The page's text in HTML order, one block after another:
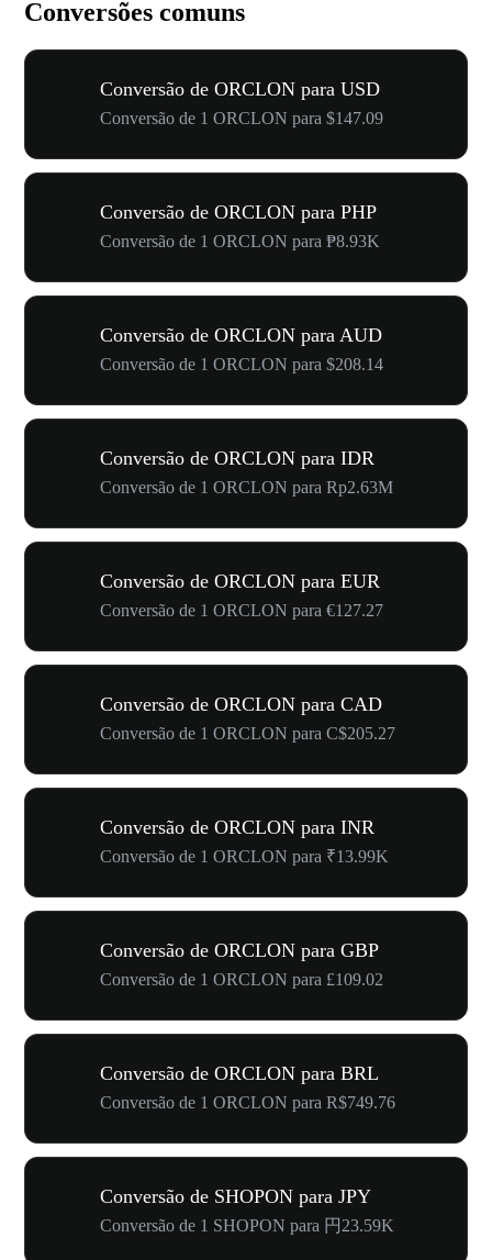
Conversões comuns
Conversão de ORCLON para USD
Conversão de 1 ORCLON para $147.09
Conversão de ORCLON para PHP
Conversão de 1 ORCLON para ₱8.93K
Conversão de ORCLON para AUD
Conversão de 1 ORCLON para $208.14
Conversão de ORCLON para IDR
Conversão de 1 ORCLON para Rp2.63M
Conversão de ORCLON para EUR
Conversão de 1 ORCLON para €127.27
Conversão de ORCLON para CAD
Conversão de 1 ORCLON para C$205.27
Conversão de ORCLON para INR
Conversão de 1 ORCLON para ₹13.99K
Conversão de ORCLON para GBP
Conversão de 1 ORCLON para £109.02
Conversão de ORCLON para BRL
Conversão de 1 ORCLON para R$749.76
Conversão de SHOPON para JPY
Conversão de 1 SHOPON para 円23.59K